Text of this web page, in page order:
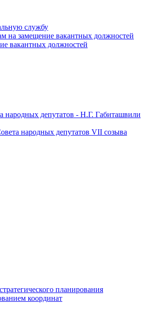
службу
на замещение вакантных должностей
вакантных должностей
народных депутатов - Н.Г. Габиташвили
народных депутатов VII созыва
планирования
координат